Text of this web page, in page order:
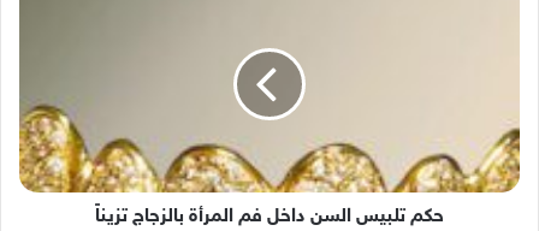
بالزجاج
تزيناً
حكم تلبيس السن داخل فم المرأة بالزجاج تزيناً